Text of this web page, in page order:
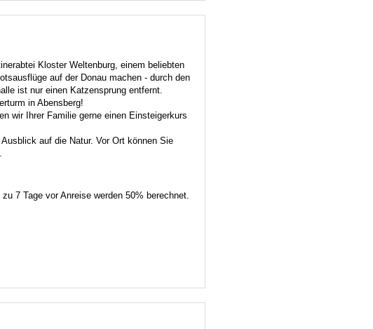
Kloster Weltenburg, einem beliebten
auf der Donau machen - durch den
ist nur einen Katzensprung entfernt.
in Abensberg!
wir Ihrer Familie gerne einen Einsteigerkurs
auf die Natur. Vor Ort können Sie
7 Tage vor Anreise werden 50% berechnet.